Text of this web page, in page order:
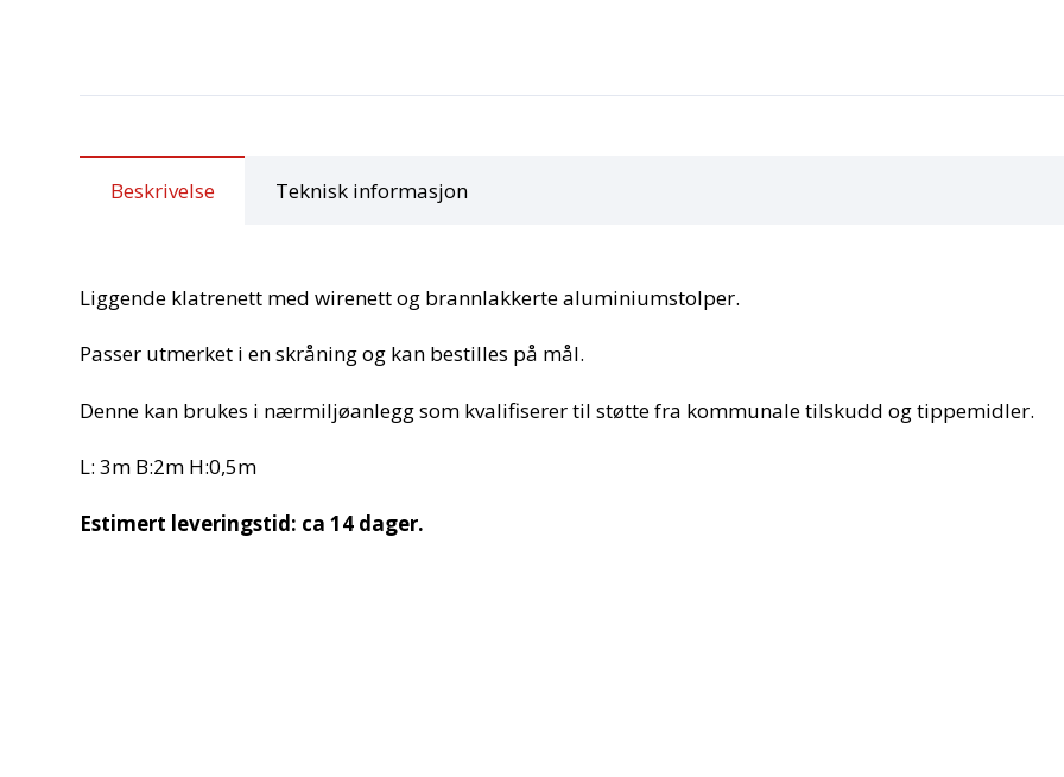
Beskrivelse Teknisk informasjon
Liggende klatrenett med wirenett og brannlakkerte aluminiumstolper.
Passer utmerket i en skråning og kan bestilles på mål.
Denne kan brukes i nærmiljøanlegg som kvalifiserer til støtte fra kommunale tilskudd og tippemidler.
L: 3m B:2m H:0,5m
Estimert leveringstid: ca 14 dager.